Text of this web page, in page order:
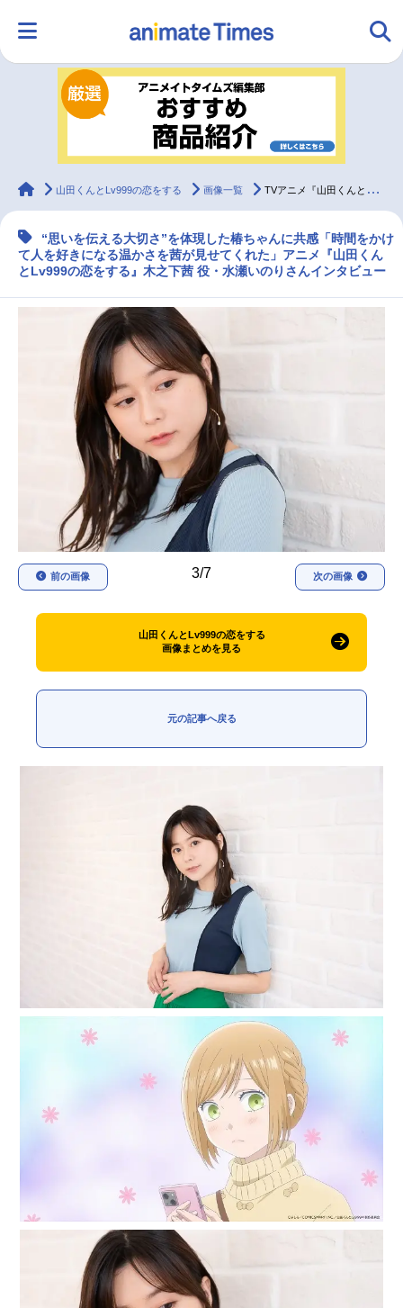
ランキング アニメ
ラジオ グッズ
マンガ・ラノベ ゲーム・アプリ 音楽 コスプレ
配信・Vtuber 無料マンガ
最新記事一覧
アニメ記事一覧 声優記事一覧
アニメ映画一覧 実写化映画一覧
今期アニメ曜日別一覧
春アニメ 夏アニメ
秋アニメ 冬アニメ
男性声優/女性声優一覧
FOLLOW US
animateTimes
山田くんとLv999の恋をする 画像一覧 TVアニメ『山田くんとLv999の恋をする』水瀬いのりインタビュー
“思いを伝える大切さ”を体現した椿ちゃんに共感「時間をかけ
て人を好きになる温かさを茜が見せてくれた」アニメ『山田くん
とLv999の恋をする』木之下茜 役・水瀬いのりさんインタビュー
3/7
前の画像 次の画像
山田くんとLv999の恋をする
画像まとめを見る
元の記事へ戻る